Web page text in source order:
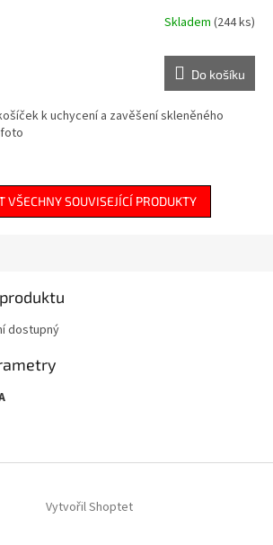
Skladem (244 ks)
Do košíku
k uchycení a zavěšení skleněného
VŠECHNY SOUVISEJÍCÍ PRODUKTY
dostupný
Vytvořil Shoptet